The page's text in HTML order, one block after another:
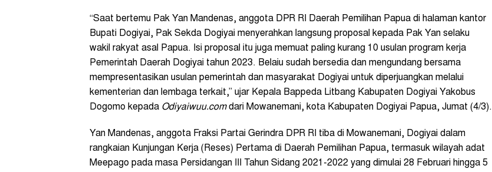
“Saat bertemu Pak Yan Mandenas, anggota DPR RI Daerah Pemilihan Papua di halaman kantor
Bupati Dogiyai, Pak Sekda Dogiyai menyerahkan langsung proposal kepada Pak Yan selaku
wakil rakyat asal Papua. Isi proposal itu juga memuat paling kurang 10 usulan program kerja
Pemerintah Daerah Dogiyai tahun 2023. Belaiu sudah bersedia dan mengundang bersama
mempresentasikan usulan pemerintah dan masyarakat Dogiyai untuk diperjuangkan melalui
kementerian dan lembaga terkait,” ujar Kepala Bappeda Litbang Kabupaten Dogiyai Yakobus
Dogomo kepada Odiyaiwuu.comdari Mowanemani, kota Kabupaten Dogiyai Papua, Jumat (4/3).
Yan Mandenas, anggota Fraksi Partai Gerindra DPR RI tiba di Mowanemani, Dogiyai dalam
rangkaian Kunjungan Kerja (Reses) Pertama di Daerah Pemilihan Papua, termasuk wilayah adat
Meepago pada masa Persidangan III Tahun Sidang 2021-2022 yang dimulai 28 Februari hingga 5